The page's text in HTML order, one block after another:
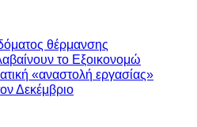
θέρμανσης
το Εξοικονομώ
«αναστολή εργασίας»
Δεκέμβριο